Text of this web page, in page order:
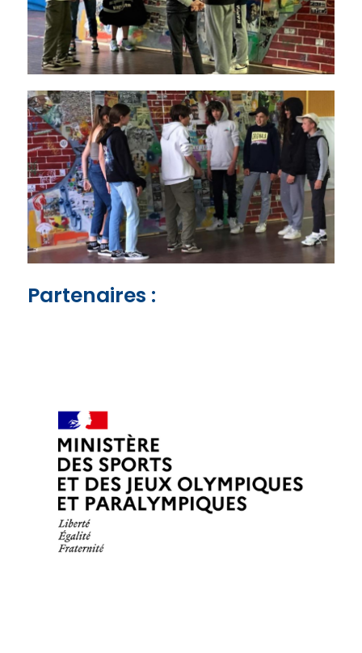
Partenaires :